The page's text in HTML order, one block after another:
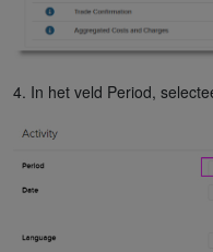
4. In het veld Period,